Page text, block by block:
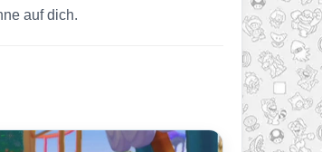
auf dich.